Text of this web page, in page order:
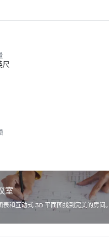
尺
室
表和互动式 3D 平面图找到完美的房间。